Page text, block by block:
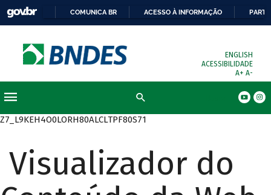
COMUNICA BR ACESSO À INFORMAÇÃO
ENGLISH
ACESSIBILIDADE
A+ A-
Z7_L9KEH4O0LORH80ALCLTPF80S71
Visualizador do